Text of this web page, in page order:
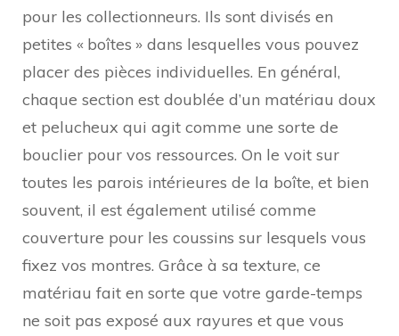
pour les collectionneurs. Ils sont divisés en
petites « boîtes » dans lesquelles vous pouvez
placer des pièces individuelles. En général,
chaque section est doublée d’un matériau doux
et pelucheux qui agit comme une sorte de
bouclier pour vos ressources. On le voit sur
toutes les parois intérieures de la boîte, et bien
souvent, il est également utilisé comme
couverture pour les coussins sur lesquels vous
fixez vos montres. Grâce à sa texture, ce
matériau fait en sorte que votre garde-temps
ne soit pas exposé aux rayures et que vous